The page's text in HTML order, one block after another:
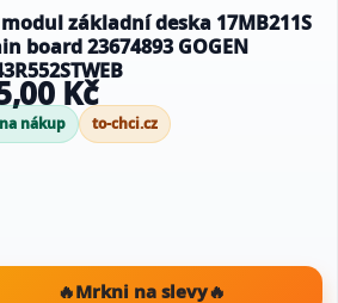
modul základní deska 17MB211S
board 23674893 GOGEN
Kč
nákup to-chci.cz
🔥Mrkni na slevy🔥